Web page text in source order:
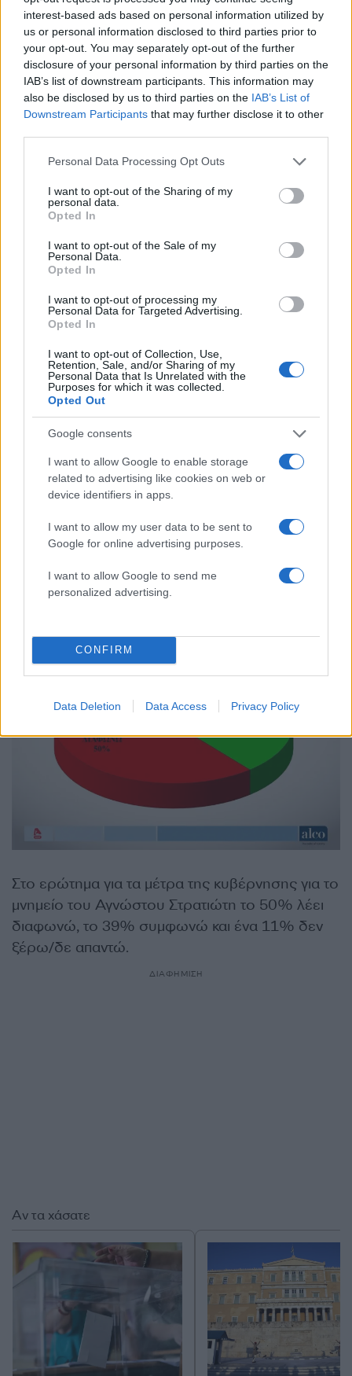
interest-based ads based on personal information utilized by
us or personal information disclosed to third parties prior to
your opt-out. You may separately opt-out of the further
disclosure of your personal information by third parties on the
IAB’s list of downstream participants. This information may
also be disclosed by us to third parties on the IAB’s List of
Downstream Participants that may further disclose it to other
Please note that this website/app uses one or more Google
not limited to your visit or usage behaviour. You may click to
grant or deny consent to Google and its third-party tags to
use your data for below specified purposes in below Google
consent section.
Personal Data Processing Opt Outs
I want to opt-out of the Sharing of my
personal data.
Opted In
I want to opt-out of the Sale of my
Personal Data.
Opted In
I want to opt-out of processing my
Personal Data for Targeted Advertising.
Opted In
I want to opt-out of Collection, Use,
Retention, Sale, and/or Sharing of my
Personal Data that Is Unrelated with the
Purposes for which it was collected.
Opted Out
Google consents
I want to allow Google to enable storage
related to advertising like cookies on web or
device identifiers in apps.
I want to allow my user data to be sent to
Google for online advertising purposes.
I want to allow Google to send me
personalized advertising.
CONFIRM
Data Deletion Data Access Privacy Policy
Κυβέρνηση
52% καθόλου
26% λίγο
18% αρκετά
2% πολύ
Κόμματα
50% καθόλου
37% λίγο
10% αρκετά
Στο ερώτημα για τα μέτρα της κυβέρνησης για το
μνημείο του Αγνώστου Στρατιώτη το 50% λέει
διαφωνώ, το 39% συμφωνώ και ένα 11% δεν
ξέρω/δε απαντώ.
ΔΙΑΦΗΜΙΣΗ
Αν τα χάσατε